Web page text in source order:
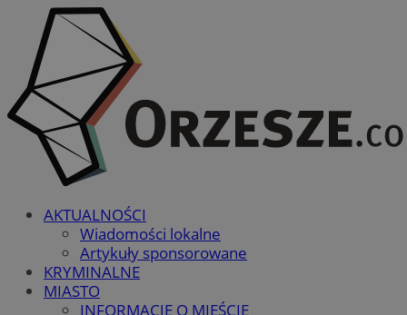
AKTUALNOŚCI
Wiadomości lokalne
Artykuły sponsorowane
KRYMINALNE
MIASTO
INFORMACJE O MIEŚCIE